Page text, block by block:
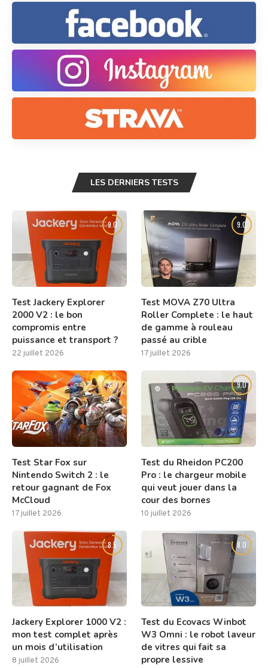
LES DERNIERS TESTS
9.0
Test Jackery Explorer
2000 V2 : le bon
compromis entre
puissance et transport ?
22 juillet 2026
9.0
Test MOVA Z70 Ultra
Roller Complete : le haut
de gamme à rouleau
passé au crible
17 juillet 2026
8.0
Test Star Fox sur
Nintendo Switch 2 : le
retour gagnant de Fox
McCloud
17 juillet 2026
9.0
Test du Rheidon PC200
Pro : le chargeur mobile
qui veut jouer dans la
cour des bornes
10 juillet 2026
8.5
Jackery Explorer 1000 V2 :
mon test complet après
un mois d’utilisation
8 juillet 2026
8.0
Test du Ecovacs Winbot
W3 Omni : le robot laveur
de vitres qui fait sa
propre lessive